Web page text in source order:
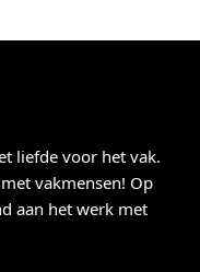
liefde voor het vak.
vakmensen! Op
aan het werk met